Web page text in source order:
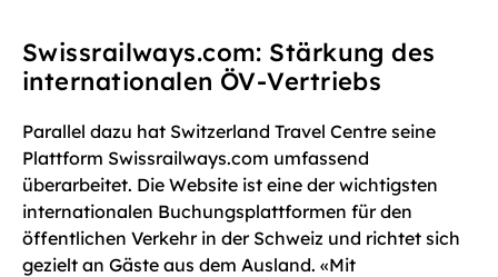
Swissrailways.com: Stärkung des
internationalen ÖV-Vertriebs
Parallel dazu hat Switzerland Travel Centre seine
Plattform Swissrailways.com umfassend
überarbeitet. Die Website ist eine der wichtigsten
internationalen Buchungsplattformen für den
öffentlichen Verkehr in der Schweiz und richtet sich
gezielt an Gäste aus dem Ausland. «Mit